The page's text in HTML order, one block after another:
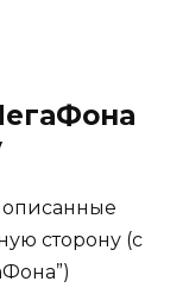
описанные
сторону (с